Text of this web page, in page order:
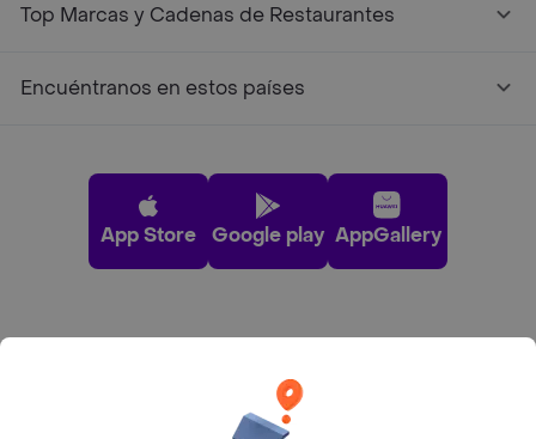
Top Marcas y Cadenas de Restaurantes
Encuéntranos en estos países
App Store Google play AppGallery